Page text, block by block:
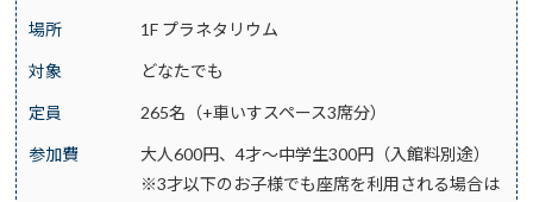
場所 1F プラネタリウム
対象 どなたでも
定員 265名（+車いすスペース3席分）
参加費
大人600円、4才～中学生300円（入館料別途）
※3才以下のお子様でも座席を利用される場合は